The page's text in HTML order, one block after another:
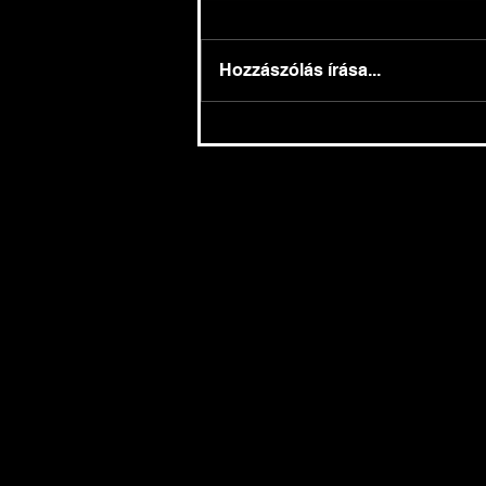
- munkáshitel
Hozzászólás írása...